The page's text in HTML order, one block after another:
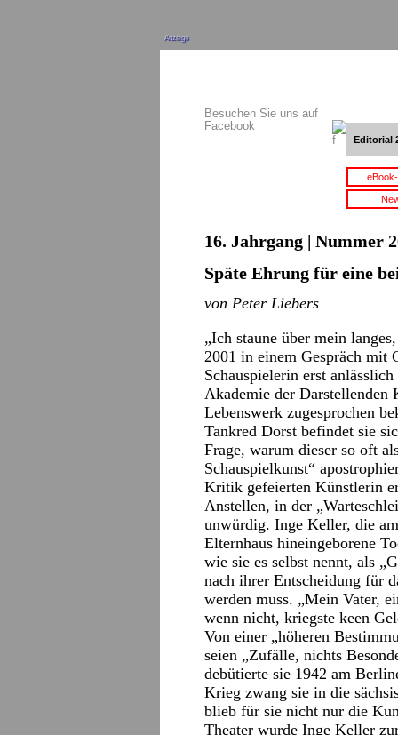
Anzeige
Besuchen Sie uns auf
Facebook
Editorial
16. Jahrgang | Nummer
Späte Ehrung für eine
von Peter Liebers
„Ich staune über mein
2001 in einem Gespräch mit
Schauspielerin erst
Akademie der Darstellenden
Lebenswerk zugesprochen
Tankred Dorst befindet sie
Frage, warum dieser so oft
Schauspielkunst“
Kritik gefeierten Künstlerin
Anstellen, in der
unwürdig. Inge Keller, die
Elternhaus hineingeborene
wie sie es selbst nennt, als
nach ihrer Entscheidung für
werden muss. „Mein Vater,
wenn nicht, kriegste keen
Von einer „höheren
seien „Zufälle, nichts
debütierte sie 1942 am
Krieg zwang sie in die
blieb für sie nicht nur die
Theater wurde Inge Keller